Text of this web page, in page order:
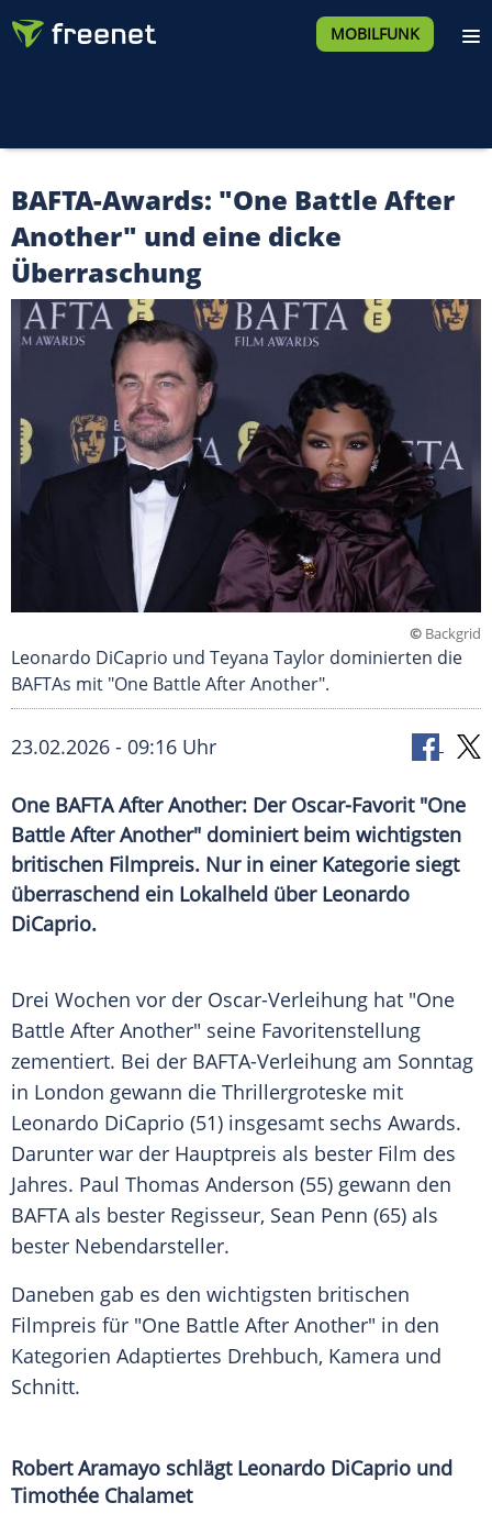
MOBILFUNK
BAFTA-Awards: "One Battle After
Another" und eine dicke
Überraschung
© Backgrid
Leonardo DiCaprio und Teyana Taylor dominierten die
BAFTAs mit "One Battle After Another".
23.02.2026 - 09:16 Uhr
One BAFTA After Another: Der Oscar-Favorit "One
Battle After Another" dominiert beim wichtigsten
britischen Filmpreis. Nur in einer Kategorie siegt
überraschend ein Lokalheld über Leonardo
DiCaprio.
Drei Wochen vor der Oscar-Verleihung hat "One
Battle After Another" seine Favoritenstellung
zementiert. Bei der BAFTA-Verleihung am Sonntag
in London gewann die Thrillergroteske mit
Leonardo DiCaprio (51) insgesamt sechs Awards.
Darunter war der Hauptpreis als bester Film des
Jahres. Paul Thomas Anderson (55) gewann den
BAFTA als bester Regisseur, Sean Penn (65) als
bester Nebendarsteller.
Daneben gab es den wichtigsten britischen
Filmpreis für "One Battle After Another" in den
Kategorien Adaptiertes Drehbuch, Kamera und
Schnitt.
Robert Aramayo schlägt Leonardo DiCaprio und
Timothée Chalamet